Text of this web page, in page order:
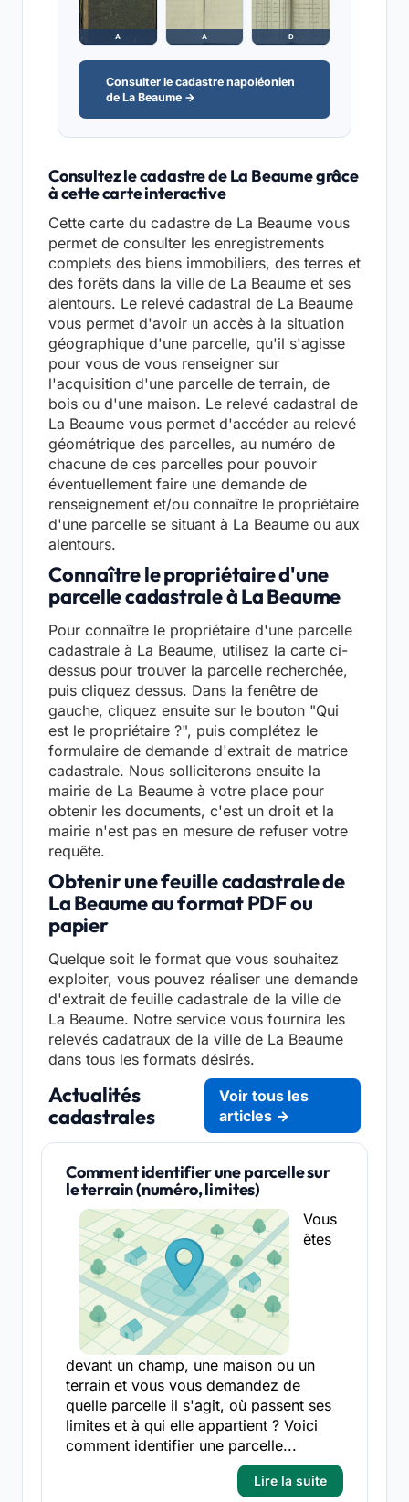
A A D
Consulter le cadastre napoléonien
de La Beaume →
Consultez le cadastre de La Beaume grâce
à cette carte interactive
Cette carte du cadastre de La Beaume vous
permet de consulter les enregistrements
complets des biens immobiliers, des terres et
des forêts dans la ville de La Beaume et ses
alentours. Le relevé cadastral de La Beaume
vous permet d'avoir un accès à la situation
géographique d'une parcelle, qu'il s'agisse
pour vous de vous renseigner sur
l'acquisition d'une parcelle de terrain, de
bois ou d'une maison. Le relevé cadastral de
La Beaume vous permet d'accéder au relevé
géométrique des parcelles, au numéro de
chacune de ces parcelles pour pouvoir
éventuellement faire une demande de
renseignement et/ou connaître le propriétaire
d'une parcelle se situant à La Beaume ou aux
alentours.
Connaître le propriétaire d'une
parcelle cadastrale à La Beaume
Pour connaître le propriétaire d'une parcelle
cadastrale à La Beaume, utilisez la carte ci-
dessus pour trouver la parcelle recherchée,
puis cliquez dessus. Dans la fenêtre de
gauche, cliquez ensuite sur le bouton "Qui
est le propriétaire ?", puis complétez le
formulaire de demande d'extrait de matrice
cadastrale. Nous solliciterons ensuite la
mairie de La Beaume à votre place pour
obtenir les documents, c'est un droit et la
mairie n'est pas en mesure de refuser votre
requête.
Obtenir une feuille cadastrale de
La Beaume au format PDF ou
papier
Quelque soit le format que vous souhaitez
exploiter, vous pouvez réaliser une demande
d'extrait de feuille cadastrale de la ville de
La Beaume. Notre service vous fournira les
relevés cadatraux de la ville de La Beaume
dans tous les formats désirés.
Actualités
cadastrales
Voir tous les
articles →
Comment identifier une parcelle sur
le terrain (numéro, limites)
Vous
êtes
devant un champ, une maison ou un
terrain et vous vous demandez de
quelle parcelle il s'agit, où passent ses
limites et à qui elle appartient ? Voici
comment identifier une parcelle...
Lire la suite